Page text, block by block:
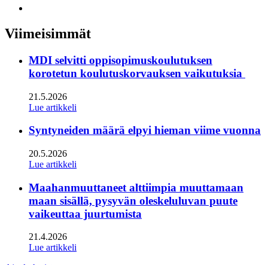
twitter
Viimeisimmät
MDI selvitti oppisopimuskoulutuksen
korotetun koulutuskorvauksen vaikutuksia
21.5.2026
Lue artikkeli
Syntyneiden määrä elpyi hieman viime vuonna
20.5.2026
Lue artikkeli
Maahanmuuttaneet alttiimpia muuttamaan
maan sisällä, pysyvän oleskeluluvan puute
vaikeuttaa juurtumista
21.4.2026
Lue artikkeli